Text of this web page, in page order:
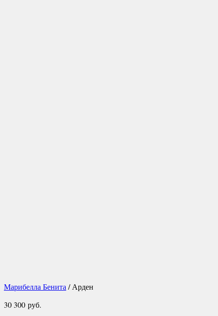
Марибелла Бенита / Арден
30 300 руб.